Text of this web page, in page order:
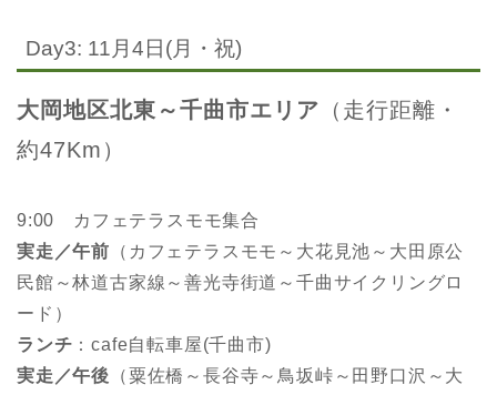
Day3: 11月4日(月・祝)
大岡地区北東～千曲市エリア （走行距離・
約47Km）
9:00 カフェテラスモモ集合
実走／午前 （カフェテラスモモ～大花見池～大田原公
民館～林道古家線～善光寺街道～千曲サイクリングロ
ード）
ランチ ：cafe自転車屋(千曲市)
実走／午後 （粟佐橋～長谷寺～鳥坂峠～田野口沢～大